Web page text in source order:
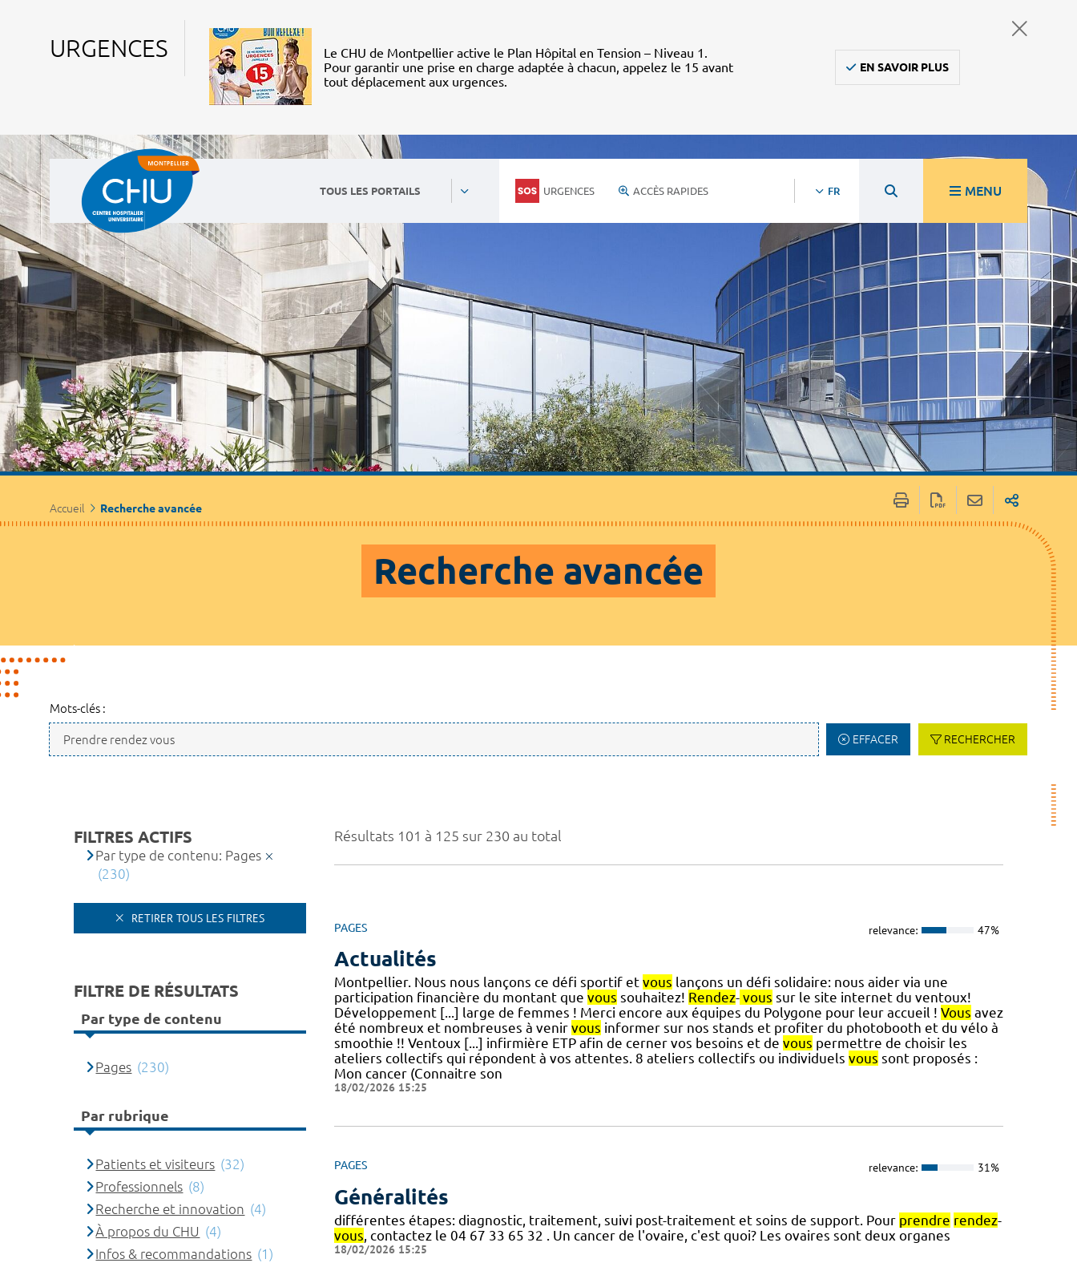
URGENCES
Le CHU de Montpellier active le Plan Hôpital en Tension – Niveau 1.
Pour garantir une prise en charge adaptée à chacun, appelez le 15 avant
tout déplacement aux urgences.
EN SAVOIR PLUS
TOUS LES PORTAILS URGENCES ACCÈS RAPIDES FR MENU
Accueil Recherche avancée
Recherche avancée
Mots-clés :
EFFACER RECHERCHER
Résultats 101 à 125 sur 230 au total
PAGES relevance: 47%
Actualités
Montpellier. Nous nous lançons ce défi sportif et vous lançons un défi solidaire: nous aider via une
participation financière du montant que vous souhaitez! Rendez- vous sur le site internet du ventoux!
Développement [...] large de femmes ! Merci encore aux équipes du Polygone pour leur accueil ! Vous avez
été nombreux et nombreuses à venir vous informer sur nos stands et profiter du photobooth et du vélo à
smoothie !! Ventoux [...] infirmière ETP afin de cerner vos besoins et de vous permettre de choisir les
ateliers collectifs qui répondent à vos attentes. 8 ateliers collectifs ou individuels vous sont proposés :
Mon cancer (Connaitre son
18/02/2026 15:25
PAGES relevance: 31%
Généralités
différentes étapes: diagnostic, traitement, suivi post-traitement et soins de support. Pour prendre rendez-
vous, contactez le 04 67 33 65 32 . Un cancer de l'ovaire, c'est quoi? Les ovaires sont deux organes
18/02/2026 15:25
FILTRES ACTIFS
Par type de contenu: Pages
(230)
RETIRER TOUS LES FILTRES
FILTRE DE RÉSULTATS
Par type de contenu
Pages (230)
Par rubrique
Patients et visiteurs (32)
Professionnels (8)
Recherche et innovation (4)
À propos du CHU (4)
Infos & recommandations (1)